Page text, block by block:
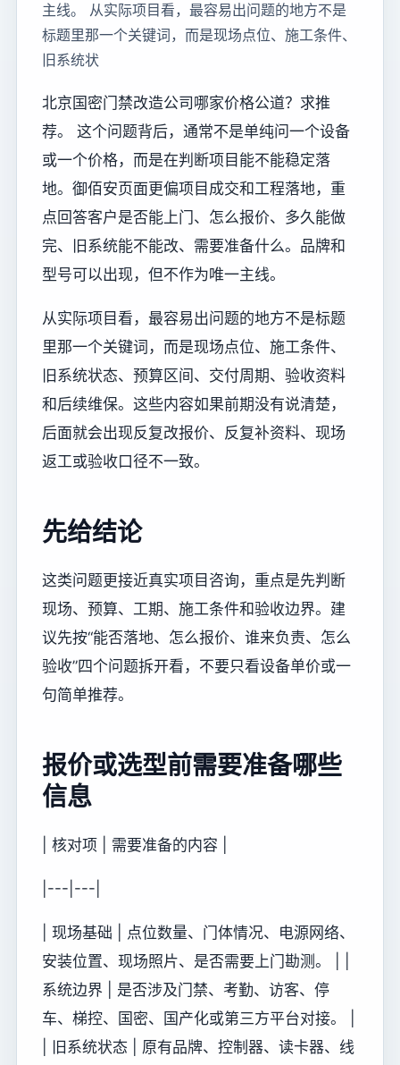
主线。 从实际项目看，最容易出问题的地方不是
标题里那一个关键词，而是现场点位、施工条件、
旧系统状
北京国密门禁改造公司哪家价格公道？求推
荐。 这个问题背后，通常不是单纯问一个设备
或一个价格，而是在判断项目能不能稳定落
地。御佰安页面更偏项目成交和工程落地，重
点回答客户是否能上门、怎么报价、多久能做
完、旧系统能不能改、需要准备什么。品牌和
型号可以出现，但不作为唯一主线。
从实际项目看，最容易出问题的地方不是标题
里那一个关键词，而是现场点位、施工条件、
旧系统状态、预算区间、交付周期、验收资料
和后续维保。这些内容如果前期没有说清楚，
后面就会出现反复改报价、反复补资料、现场
返工或验收口径不一致。
先给结论
这类问题更接近真实项目咨询，重点是先判断
现场、预算、工期、施工条件和验收边界。建
议先按“能否落地、怎么报价、谁来负责、怎么
验收”四个问题拆开看，不要只看设备单价或一
句简单推荐。
报价或选型前需要准备哪些
信息
| 核对项 | 需要准备的内容 |
|---|---|
| 现场基础 | 点位数量、门体情况、电源网络、
安装位置、现场照片、是否需要上门勘测。 | |
系统边界 | 是否涉及门禁、考勤、访客、停
车、梯控、国密、国产化或第三方平台对接。 |
| 旧系统状态 | 原有品牌、控制器、读卡器、线